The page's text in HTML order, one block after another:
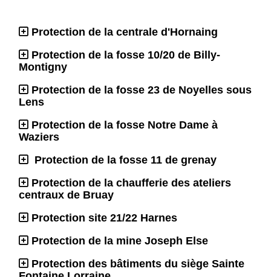
Protection de la centrale d'Hornaing
Protection de la fosse 10/20 de Billy-
Montigny
Protection de la fosse 23 de Noyelles sous
Lens
Protection de la fosse Notre Dame à
Waziers
Protection de la fosse 11 de grenay
Protection de la chaufferie des ateliers
centraux de Bruay
Protection site 21/22 Harnes
Protection de la mine Joseph Else
Protection des bâtiments du siège Sainte